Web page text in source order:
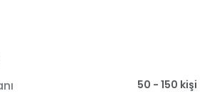
50 - 150 kişi